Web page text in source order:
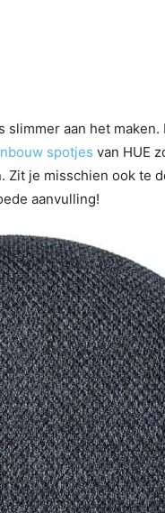
aan het
spotjes van HUE
je misschien ook te
aanvulling!